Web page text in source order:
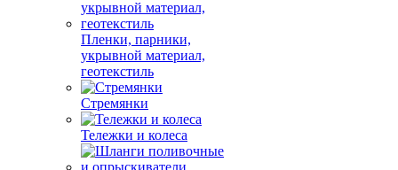
Пленки, парники,
укрывной материал,
геотекстиль
Стремянки
Тележки и колеса